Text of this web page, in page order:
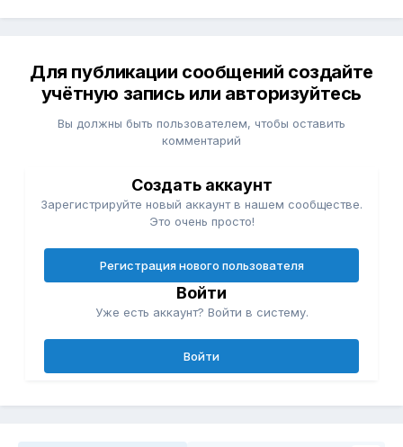
Для публикации сообщений создайте
учётную запись или авторизуйтесь
Вы должны быть пользователем, чтобы оставить
комментарий
Создать аккаунт
Зарегистрируйте новый аккаунт в нашем сообществе.
Это очень просто!
Регистрация нового пользователя
Войти
Уже есть аккаунт? Войти в систему.
Войти